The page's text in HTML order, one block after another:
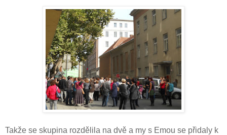
Takže se skupina rozdělila na dvě a my s Emou se přidaly k